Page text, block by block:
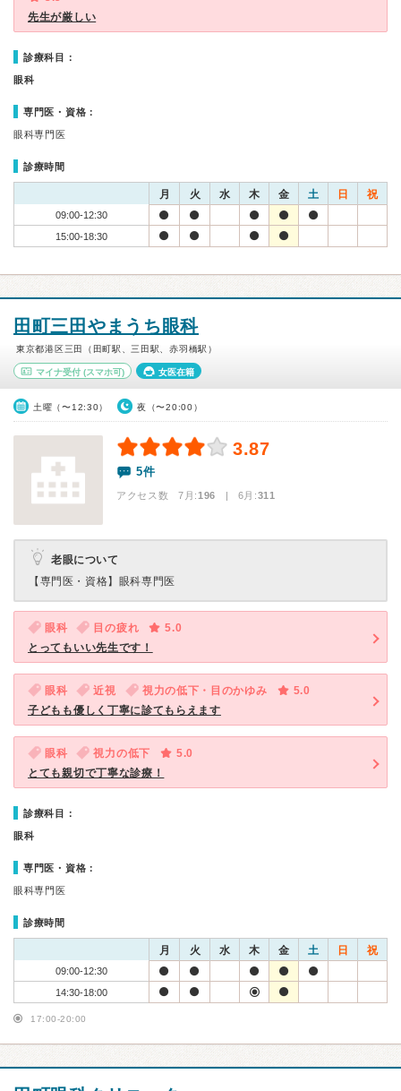
先生が厳しい
診療科目：
眼科
専門医・資格：
眼科専門医
診療時間
月 火 水 木 金 土 日 祝
09:00-12:30
15:00-18:30
田町三田やまうち眼科
東京都港区三田（田町駅、三田駅、赤羽橋駅）
マイナ受付 (スマホ可) 女医在籍
土曜（〜12:30） 夜（〜20:00）
3.87
5件
アクセス数 7月:196 | 6月:311
老眼について
【専門医・資格】 眼科専門医
眼科 目の疲れ
5.0
とってもいい先生です！
眼科 近視 視力の低下・目のかゆみ
5.0
子どもも優しく丁寧に診てもらえます
眼科 視力の低下
5.0
とても親切で丁寧な診療！
診療科目：
眼科
専門医・資格：
眼科専門医
診療時間
月 火 水 木 金 土 日 祝
09:00-12:30
14:30-18:00
17:00-20:00